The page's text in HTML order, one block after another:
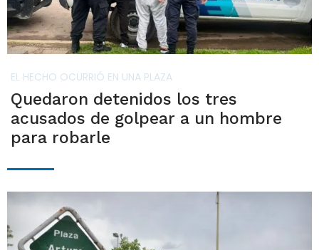
EL HECHO OCURRIÓ EN UNA PLAZA
Quedaron detenidos los tres
acusados de golpear a un hombre
para robarle